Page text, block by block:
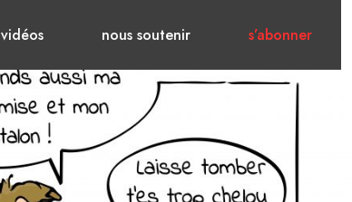
vidéos nous soutenir s’abonner